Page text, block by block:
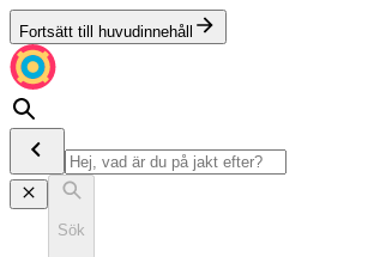
Fortsätt till huvudinnehåll
Sök